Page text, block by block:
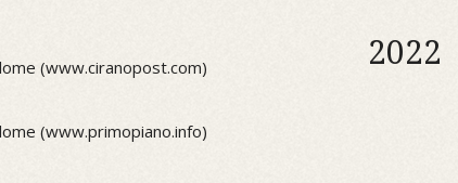
(www.ciranopost.com)
(www.primopiano.info)
2022